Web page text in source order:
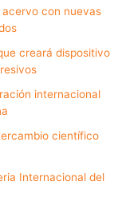
con nuevas
creará dispositivo
internacional
científico
Internacional del